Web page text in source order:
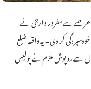
عرصے سے مفرور وارنٹی نے
کر دی۔ یہ واقعہ ضلع
جنوبی پنچایت میں پیش آیا، جہاں ۱۲ سال سے روپوش ملزم نے پولیس